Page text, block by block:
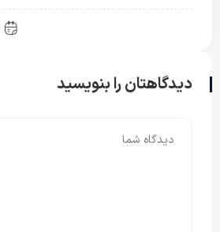
دیدگاهتان را بنویسید